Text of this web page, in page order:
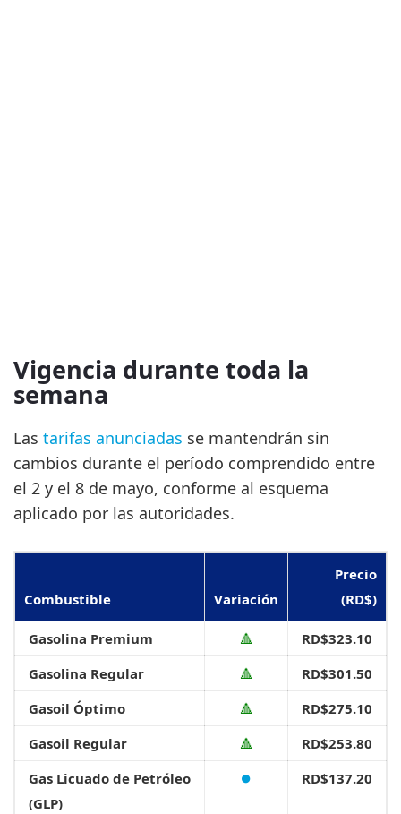
Vigencia durante toda la
semana
Las tarifas anunciadas se mantendrán sin
cambios durante el período comprendido entre
el 2 y el 8 de mayo, conforme al esquema
aplicado por las autoridades.
Combustible Variación
Precio
(RD$)
Gasolina Premium 🔺
RD$323.10
Gasolina Regular
🔺
RD$301.50
Gasoil Óptimo
🔺
RD$275.10
Gasoil Regular
🔺
RD$253.80
Gas Licuado de Petróleo
(GLP)
⏺ RD$137.20